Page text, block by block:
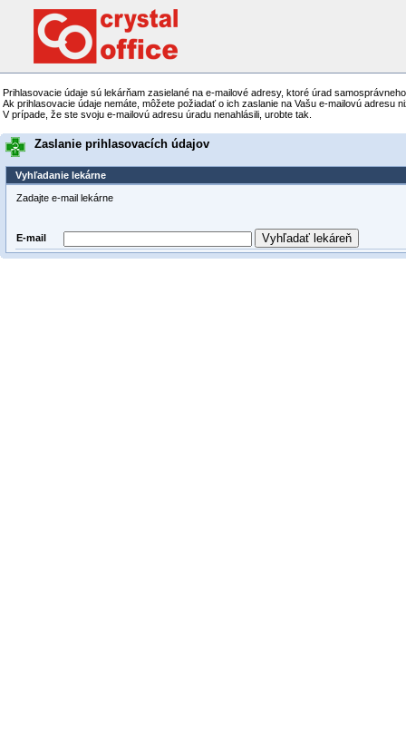
Prihlasovacie údaje sú lekárňam zasielané na e-mailové adresy, ktoré úrad
Ak prihlasovacie údaje nemáte, môžete požiadať o ich zaslanie na Vašu e-mailovú adresu
V prípade, že ste svoju e-mailovú adresu úradu nenahlásili, urobte tak.
Zaslanie prihlasovacích údajov
Vyhľadanie lekárne
Zadajte e-mail lekárne
E-mail Vyhľadať lekáreň